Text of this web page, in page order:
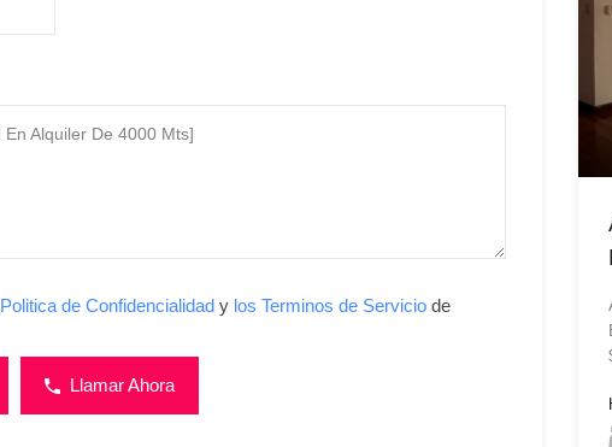
Politica de Confidencialidad y los Terminos de Servicio de
Llamar Ahora